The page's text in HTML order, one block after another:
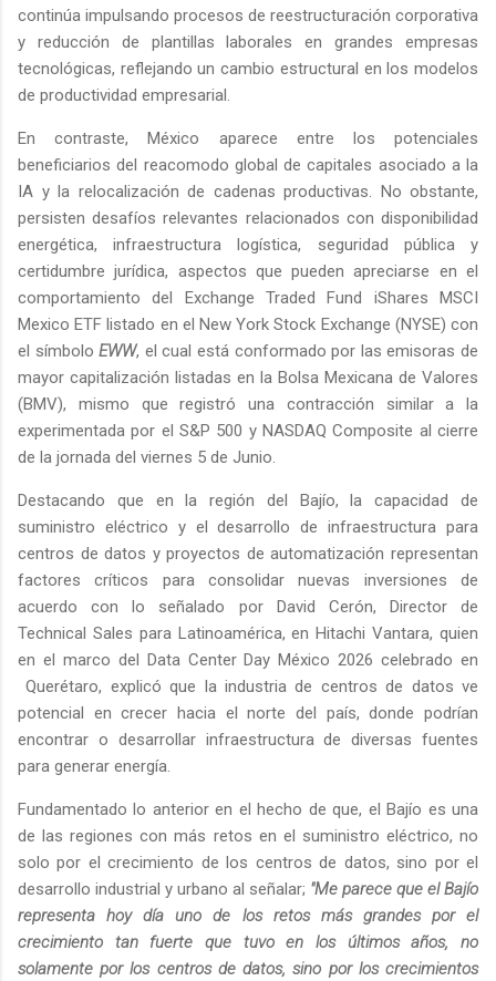
continúa impulsando procesos de reestructuración corporativa
y reducción de plantillas laborales en grandes empresas
tecnológicas, reflejando un cambio estructural en los modelos
de productividad empresarial.
En contraste, México aparece entre los potenciales
beneficiarios del reacomodo global de capitales asociado a la
IA y la relocalización de cadenas productivas. No obstante,
persisten desafíos relevantes relacionados con disponibilidad
energética, infraestructura logística, seguridad pública y
certidumbre jurídica, aspectos que pueden apreciarse en el
comportamiento del Exchange Traded Fund iShares MSCI
Mexico ETF listado en el New York Stock Exchange (NYSE) con
el símboloEWW, el cual está conformado por las emisoras de
mayor capitalización listadas en la Bolsa Mexicana de Valores
(BMV), mismo que registró una contracción similar a la
experimentada por el S&P 500 y NASDAQ Composite al cierre
de la jornada del viernes 5 de Junio.
Destacando que en la región del Bajío, la capacidad de
suministro eléctrico y el desarrollo de infraestructura para
centros de datos y proyectos de automatización representan
factores críticos para consolidar nuevas inversiones de
acuerdo con lo señalado por David Cerón, Director de
Technical Sales para Latinoamérica, en Hitachi Vantara, quien
en el marco del Data Center Day México 2026 celebrado en
Querétaro, explicó que la industria de centros de datos ve
potencial en crecer hacia el norte del país, donde podrían
encontrar o desarrollar infraestructura de diversas fuentes
para generar energía.
Fundamentado lo anterior en el hecho de que, el Bajío es una
de las regiones con más retos en el suministro eléctrico, no
solo por el crecimiento de los centros de datos, sino por el
desarrollo industrial y urbano al señalar; "Me parece que el Bajío
representa hoy día uno de los retos más grandes por el
crecimiento tan fuerte que tuvo en los últimos años, no
solamente por los centros de datos, sino por los crecimientos